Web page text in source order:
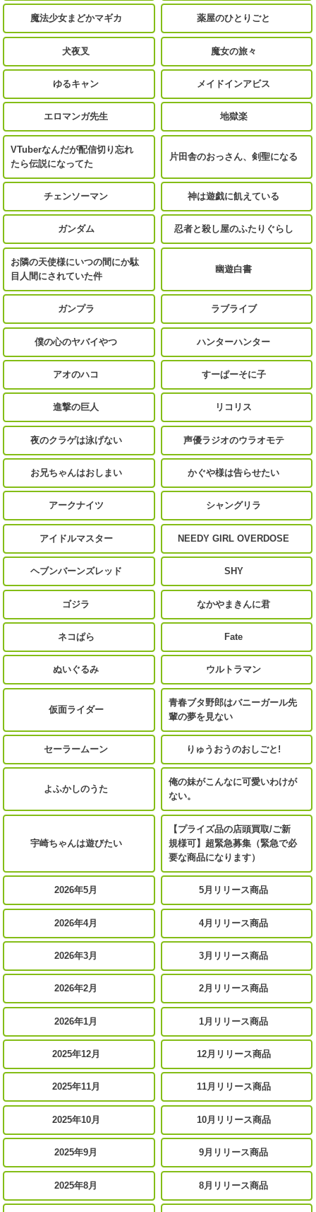
魔法少女まどかマギカ 薬屋のひとりごと
犬夜叉 魔女の旅々
ゆるキャン メイドインアビス
エロマンガ先生 地獄楽
VTuberなんだが配信切り忘れ
たら伝説になってた
片田舎のおっさん、剣聖になる
チェンソーマン 神は遊戯に飢えている
ガンダム 忍者と殺し屋のふたりぐらし
お隣の天使様にいつの間にか駄
目人間にされていた件
幽遊白書
ガンプラ ラブライブ
僕の心のヤバイやつ ハンターハンター
アオのハコ すーぱーそに子
進撃の巨人 リコリス
夜のクラゲは泳げない 声優ラジオのウラオモテ
お兄ちゃんはおしまい かぐや様は告らせたい
アークナイツ シャングリラ
アイドルマスター NEEDY GIRL OVERDOSE
ヘブンバーンズレッド SHY
ゴジラ なかやまきんに君
ネコぱら Fate
ぬいぐるみ ウルトラマン
仮面ライダー
青春ブタ野郎はバニーガール先
輩の夢を見ない
セーラームーン りゅうおうのおしごと!
よふかしのうた
俺の妹がこんなに可愛いわけが
ない。
宇崎ちゃんは遊びたい
【プライズ品の店頭買取/ご新
規様可】超緊急募集（緊急で必
要な商品になります）
2026年5月 5月リリース商品
2026年4月 4月リリース商品
2026年3月 3月リリース商品
2026年2月 2月リリース商品
2026年1月 1月リリース商品
2025年12月 12月リリース商品
2025年11月 11月リリース商品
2025年10月 10月リリース商品
2025年9月 9月リリース商品
2025年8月 8月リリース商品